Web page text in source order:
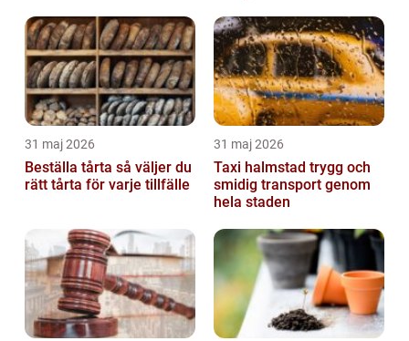
31 maj 2026
Beställa tårta så väljer du
rätt tårta för varje tillfälle
31 maj 2026
Taxi halmstad trygg och
smidig transport genom
hela staden